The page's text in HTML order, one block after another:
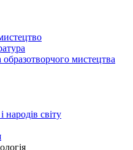
образотворчого мистецтва
народів світу